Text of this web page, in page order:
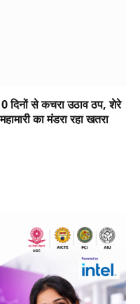
दिनों से कचरा उठाव ठप, शेरे
का मंडरा रहा खतरा